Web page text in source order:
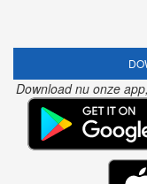
Download nu onze